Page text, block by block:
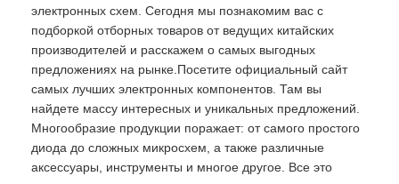
электронных схем. Сегодня мы познакомим вас с
подборкой отборных товаров от ведущих китайских
производителей и расскажем о самых выгодных
предложениях на рынке.Посетите официальный сайт
самых лучших электронных компонентов. Там вы
найдете массу интересных и уникальных предложений.
Многообразие продукции поражает: от самого простого
диода до сложных микросхем, а также различные
аксессуары, инструменты и многое другое. Все это